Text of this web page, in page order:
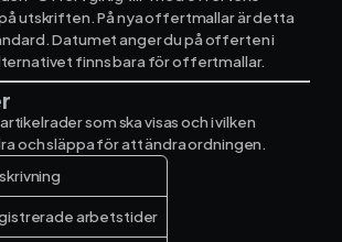
utskriften. På nya offertmallar är detta
Datumet anger du på offerten i
finns bara för offertmallar.
som ska visas och i vilken
och släppa för att ändra ordningen.
arbetstider